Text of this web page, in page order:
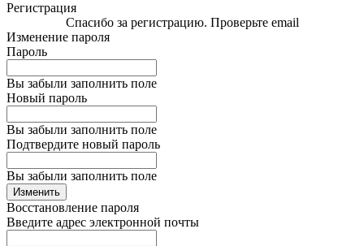
Регистрация
Спасибо за регистрацию. Проверьте email
Изменение пароля
Пароль
Вы забыли заполнить поле
Новый пароль
Вы забыли заполнить поле
Подтвердите новый пароль
Вы забыли заполнить поле
Изменить
Восстановление пароля
Введите адрес электронной почты